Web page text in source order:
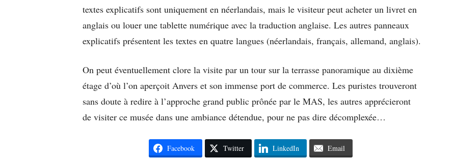
textes explicatifs sont uniquement en néerlandais, mais le visiteur peut acheter un livret en
anglais ou louer une tablette numérique avec la traduction anglaise. Les autres panneaux
explicatifs présentent les textes en quatre langues (néerlandais, français, allemand, anglais).
On peut éventuellement clore la visite par un tour sur la terrasse panoramique au dixième
étage d’où l’on aperçoit Anvers et son immense port de commerce. Les puristes trouveront
sans doute à redire à l’approche grand public prônée par le MAS, les autres apprécieront
de visiter ce musée dans une ambiance détendue, pour ne pas dire décomplexée…
Facebook Twitter LinkedIn Email